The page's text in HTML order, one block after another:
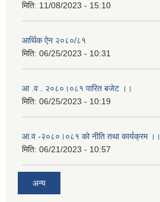
मिति: 11/08/2023 - 15:10
आर्थिक ऐन २०८०/८१
मिति: 06/25/2023 - 10:31
आ .व . २०८०।०८१ पारित बजेट ।।
मिति: 06/25/2023 - 10:19
आ.व -२०८०।०८१ को नीति तथा कार्यक्रम ।।
मिति: 06/21/2023 - 10:57
अन्य